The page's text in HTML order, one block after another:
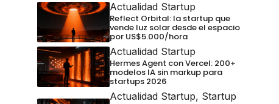
Actualidad Startup
Reflect Orbital: la startup que
vende luz solar desde el espacio
por US$5.000/hora
Actualidad Startup
Hermes Agent con Vercel: 200+
modelos IA sin markup para
startups 2026
Actualidad Startup, Startup